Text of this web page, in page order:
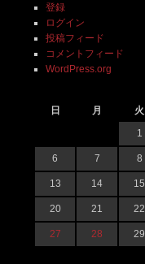
登録
ログイン
投稿フィード
コメントフィード
WordPress.org
日
月 火
1
6 7 8
13 14 15
20 21 22
27 28 29